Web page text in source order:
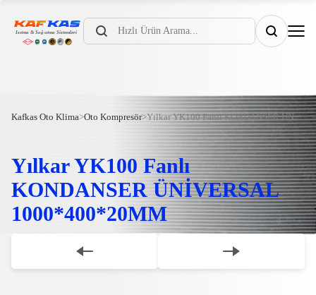
Products
search
Kafkas Oto Klima>Oto Kompresör> Yılkar YK100 Fanlı KONDANSER ÜNİVERSAL 1000*400*20MM
Yılkar YK100 Fanlı
KONDANSER ÜNİVERSAL
1000*400*20MM